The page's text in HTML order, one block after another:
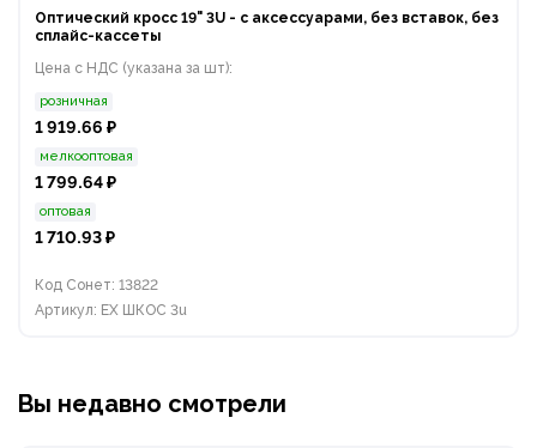
Оптический кросс 19" 3U - с аксессуарами, без вставок, без
сплайс-кассеты
Цена с НДС (указана за шт):
розничная
1 919.66 ₽
мелкооптовая
1 799.64 ₽
оптовая
1 710.93 ₽
Код Сонет: 13822
Артикул: EX ШКОС 3u
Вы недавно смотрели